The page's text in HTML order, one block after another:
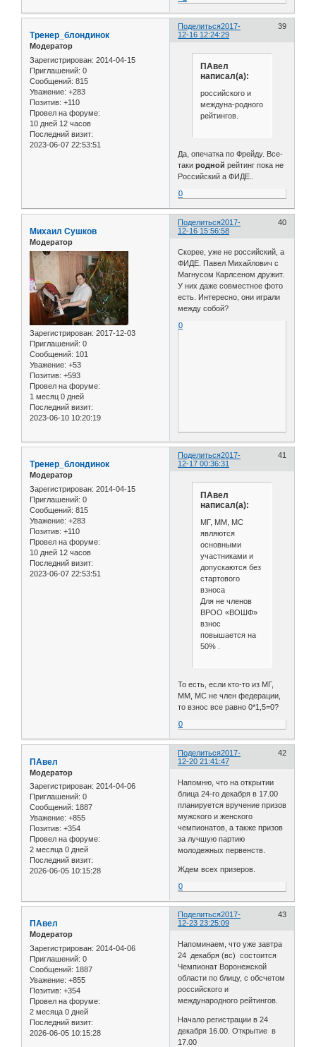
Поделиться 39
2017-
12-16 12:24:29
Тренер_блондинок
Модератор
Зарегистрирован: 2014-04-15
Приглашений: 0
Сообщений: 815
Уважение: +283
Позитив: +110
Провел на форуме:
10 дней 12 часов
Последний визит:
2023-06-07 22:53:51
ПАвел
написал(а):
российского и
междуна-родного
рейтингов.
Да, опечатка по Фрейду. Все-
такиродной рейтинг пока не
Российский а ФИДЕ..
0
Поделиться 40
2017-
12-16 15:56:58
Михаил Сушков
Модератор
Зарегистрирован: 2017-12-03
Приглашений: 0
Сообщений: 101
Уважение: +53
Позитив: +593
Провел на форуме:
1 месяц 0 дней
Последний визит:
2023-06-10 10:20:19
Скорее, уже не российский, а
ФИДЕ. Павел Михайлович с
Магнусом Карлсеном дружит.
У них даже совместное фото
есть. Интересно, они играли
между собой?
0
Поделиться 41
2017-
12-17 00:36:31
Тренер_блондинок
Модератор
Зарегистрирован: 2014-04-15
Приглашений: 0
Сообщений: 815
Уважение: +283
Позитив: +110
Провел на форуме:
10 дней 12 часов
Последний визит:
2023-06-07 22:53:51
ПАвел
написал(а):
МГ, ММ, МС
являются
основными
участниками и
допускаются без
стартового
взноса
Для не членов
ВРОО «ВОШФ»
взнос
повышается на
50% .
То есть, если кто-то из МГ,
ММ, МС не член федерации,
то взнос все равно 0*1,5=0?
0
Поделиться 42
2017-
12-20 21:41:47
ПАвел
Модератор
Зарегистрирован: 2014-04-06
Приглашений: 0
Сообщений: 1887
Уважение: +855
Позитив: +354
Провел на форуме:
2 месяца 0 дней
Последний визит:
2026-06-05 10:15:28
Напомню, что на открытии
блица 24-го декабря в 17.00
планируется вручение призов
мужского и женского
чемпионатов, а также призов
за лучшую партию
молодежных первенств.
Ждем всех призеров.
0
Поделиться 43
2017-
12-23 23:25:09
ПАвел
Модератор
Зарегистрирован: 2014-04-06
Приглашений: 0
Сообщений: 1887
Уважение: +855
Позитив: +354
Провел на форуме:
2 месяца 0 дней
Последний визит:
2026-06-05 10:15:28
Напоминаем, что уже завтра
24 декабря (вс) состоится
Чемпионат Воронежской
области по блицу, с обсчетом
российского и
международного рейтингов.
Начало регистрации в 24
декабря 16.00. Открытие в
17.00